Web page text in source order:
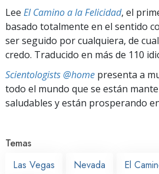
Lee El Camino a la Felicidad, el
basado totalmente en el sentido
ser seguido por cualquiera, de
credo. Traducido en más de 110
Scientologists @home presenta a
todo el mundo que se están
saludables y están prosperando
Temas
Las Vegas
Nevada El